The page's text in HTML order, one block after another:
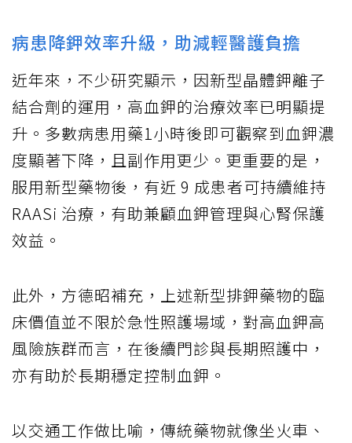
病患降鉀效率升級，助減輕醫護負擔
近年來，不少研究顯示，因新型晶體鉀離子
結合劑的運用，高血鉀的治療效率已明顯提
升。多數病患用藥1小時後即可觀察到血鉀濃
度顯著下降，且副作用更少。更重要的是，
服用新型藥物後，有近 9 成患者可持續維持
RAASi 治療，有助兼顧血鉀管理與心腎保護
效益。
此外，方德昭補充，上述新型排鉀藥物的臨
床價值並不限於急性照護場域，對高血鉀高
風險族群而言，在後續門診與長期照護中，
亦有助於長期穩定控制血鉀。
以交通工作做比喻，傳統藥物就像坐火車、